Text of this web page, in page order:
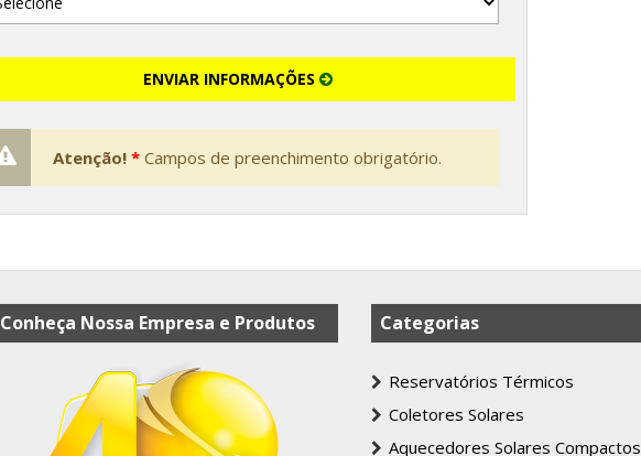
ENVIAR INFORMAÇÕES
Atenção! * Campos de preenchimento obrigatório.
Conheça Nossa Empresa e Produtos Categorias
Reservatórios Térmicos
Coletores Solares
Aquecedores Solares Compactos